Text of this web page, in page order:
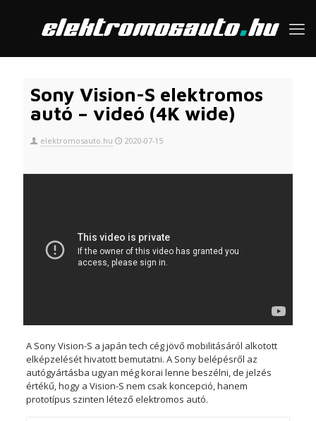
Sony Vision-S elektromos
autó – videó (4K wide)
elektromosauto.hu 2020-07-15
A Sony Vision-S a japán tech cég jövő mobilitásáról alkotott
elképzelését hivatott bemutatni. A Sony belépésről az
autógyártásba ugyan még korai lenne beszélni, de jelzés
értékű, hogy a Vision-S nem csak koncepció, hanem
prototípus szinten létező elektromos autó.